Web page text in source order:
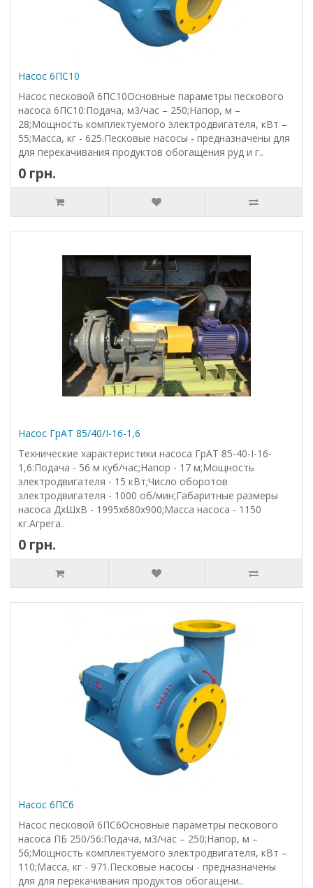
Насос 6ПС10
Насос песковой 6ПС10Основные параметры пескового
насоса 6ПС10:Подача, м3/час – 250;Напор, м –
28;Мощность комплектуемого электродвигателя, кВт –
55;Масса, кг - 625.Песковые насосы - предназначены для
для перекачивания продуктов обогащения руд и г..
0 грн.
Насос ГрАТ 85/40/I-16-1,6
Технические характеристики насоса ГрАТ 85-40-І-16-
1,6:Подача - 56 м куб/час;Напор - 17 м;Мощность
электродвигателя - 15 кВт;Число оборотов
электродвигателя - 1000 об/мин;Габаритные размеры
насоса ДхШхВ - 1995х680х900;Масса насоса - 1150
кг.Агрега..
0 грн.
Насос 6ПС6
Насос песковой 6ПС6Основные параметры пескового
насоса ПБ 250/56:Подача, м3/час – 250;Напор, м –
56;Мощность комплектуемого электродвигателя, кВт –
110;Масса, кг - 971.Песковые насосы - предназначены
для для перекачивания продуктов обогащени..